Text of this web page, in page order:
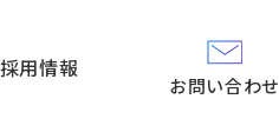
採用情報
お問い合わせ